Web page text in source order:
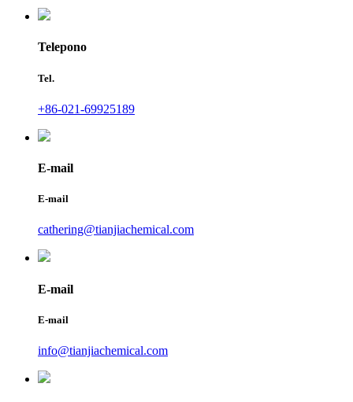
Telepono
Tel.
+86-021-69925189
E-mail
E-mail
cathering@tianjiachemical.com
E-mail
E-mail
info@tianjiachemical.com